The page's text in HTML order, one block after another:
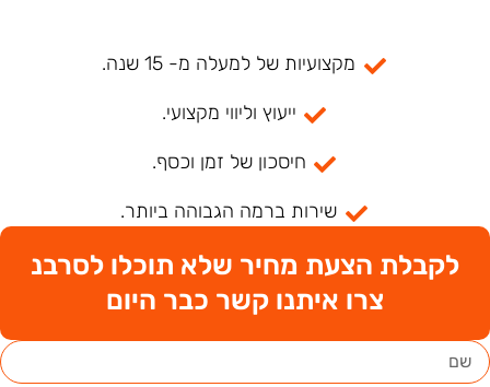
מקצועיות של למעלה מ- 15 שנה.
ייעוץ וליווי מקצועי.
חיסכון של זמן וכסף.
שירות ברמה הגבוהה ביותר.
לקבלת הצעת מחיר שלא תוכלו לסרבנ
צרו איתנו קשר כבר היום